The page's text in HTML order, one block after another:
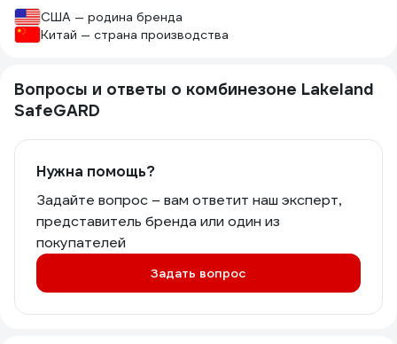
США — родина бренда
Китай — страна производства
Вопросы и ответы о комбинезоне Lakeland
SafeGARD
Нужна помощь?
Задайте вопрос – вам ответит наш эксперт,
представитель бренда или один из
покупателей
Задать вопрос